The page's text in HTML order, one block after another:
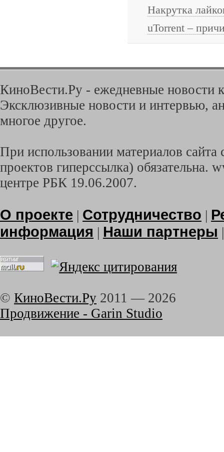
Накрутка
uTorrent –
КиноВести.Ру - ежедневные новости
Эксклюзивные новости и интервью,
многое другое.
При использовании материалов
проектов гиперссылка) обязательна.
центре РБК 19.06.2007.
О проекте | Сотрудничество |
информация | Наши партнеры
© КиноВести.Ру 2011 — 2026
Продвижение - Garin Studio